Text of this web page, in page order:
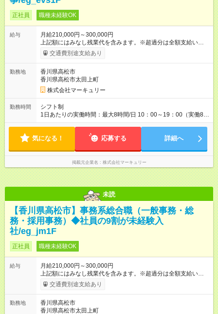
正社員 職種未経験OK
給与
月給210,000円～300,000円
上記額にはみなし残業代を含みます。※超過分は全額支給いたし
ます。 みなし残業代 14,616円／月 みなし残業時間 10時間／月
※能力やスキルを考慮の上、当社規程により決定します。 ーー
に1回の「年次昇給」があり、仕事での成果にあわせて昇給しま
す。特に頑張っている人は、上長の裁量でさらにプラスの昇給
となることも。努力や成長が収入につながる環境です。 【試用
期間】試用期間あり 試用期間の長さ：3ヶ月 雇用形態、給与は
本採用時と同じです。
交通費別途支給あり
勤務地
香川県高松市
香川県高松市太田上町
株式会社マーキュリー
勤務時間
シフト制
1日あたりの実働時間：最大8時間/日 10：00～19：00（実働8時
間） ※勤務地により異なります。
気になる！ 応募する 詳細へ
掲載元企業名 株式会社マーキュリー
未読
【香川県高松市】事務系総合職（一般事務・総
務・採用事務）◆社員の9割が未経験入
社/eg_jm1F
正社員 職種未経験OK
給与
月給210,000円～300,000円
上記額にはみなし残業代を含みます。※超過分は全額支給いたし
ます。 みなし残業代 14,616円／月 みなし残業時間 10時間／月
※能力やスキルを考慮の上、当社規程により決定します。 ーー
に1回の「年次昇給」があり、仕事での成果にあわせて昇給しま
す。特に頑張っている人は、上長の裁量でさらにプラスの昇給
交通費別途支給あり
勤務地
香川県高松市
香川県高松市太田上町